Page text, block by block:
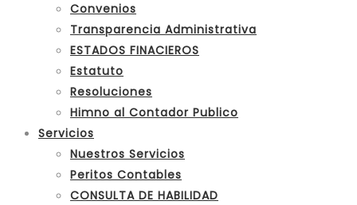
Convenios
Transparencia Administrativa
ESTADOS FINACIEROS
Estatuto
Resoluciones
Himno al Contador Publico
Servicios
Nuestros Servicios
Peritos Contables
CONSULTA DE HABILIDAD